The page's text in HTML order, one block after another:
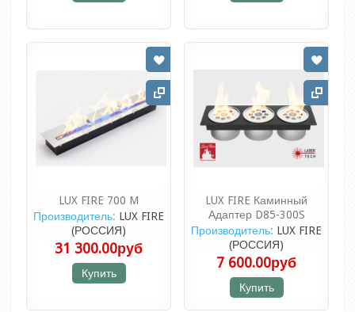
LUX FIRE 700 M
Производитель: LUX FIRE
(РОССИЯ)
31 300.00руб
Купить
LUX FIRE Каминный
Адаптер D85-300S
Производитель: LUX FIRE
(РОССИЯ)
7 600.00руб
Купить